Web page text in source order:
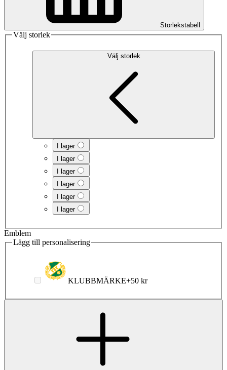
Storlekstabell
Välj storlek
Välj storlek
I lager
I lager
I lager
I lager
I lager
I lager
Emblem
Lägg till personalisering
KLUBBMÄRKE+50 kr